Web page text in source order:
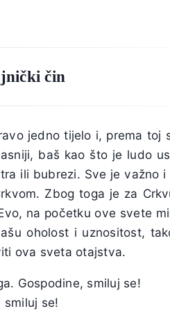
čin
jedno tijelo i, prema toj
baš kao što je ludo
ili bubrezi. Sve je važno
Zbog toga je za
na početku ove svete
oholost i uznositost,
ova sveta otajstva.
Gospodine, smiluj se!
se!